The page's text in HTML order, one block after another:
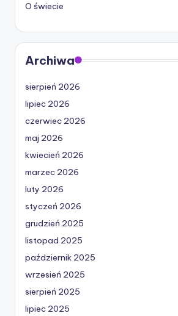
O świecie
Archiwa
sierpień 2026
lipiec 2026
czerwiec 2026
maj 2026
kwiecień 2026
marzec 2026
luty 2026
styczeń 2026
grudzień 2025
listopad 2025
październik 2025
wrzesień 2025
sierpień 2025
lipiec 2025